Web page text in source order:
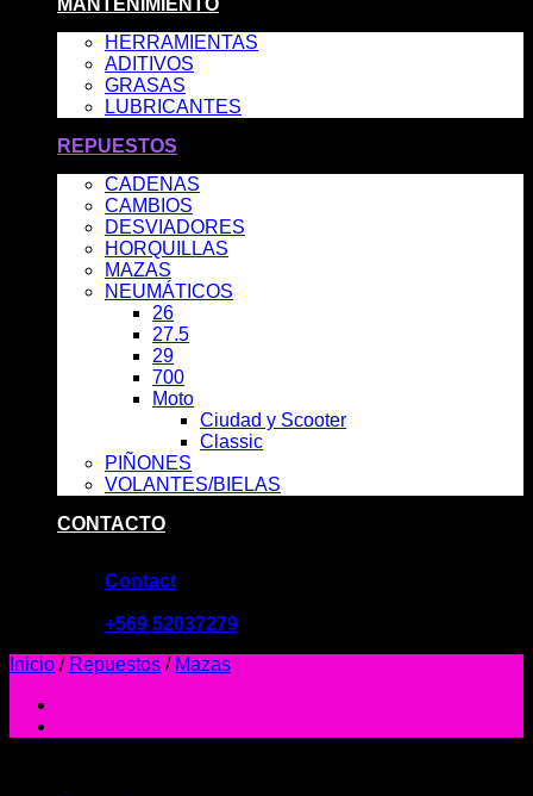
MANTENIMIENTO
HERRAMIENTAS
ADITIVOS
GRASAS
LUBRICANTES
REPUESTOS
CADENAS
CAMBIOS
DESVIADORES
HORQUILLAS
MAZAS
NEUMÁTICOS
26
27.5
29
700
Moto
Ciudad y Scooter
Classic
PIÑONES
VOLANTES/BIELAS
CONTACTO
Contact
+569 52037279
Inicio / Repuestos / Mazas